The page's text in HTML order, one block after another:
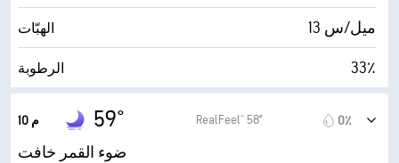
الهبّات 13 ميل/س
الرطوبة 33٪
درجة التكثف
AccuLumen Brightness Index™
10 م 59° RealFeel® 58° 0٪
ضوء القمر خافت